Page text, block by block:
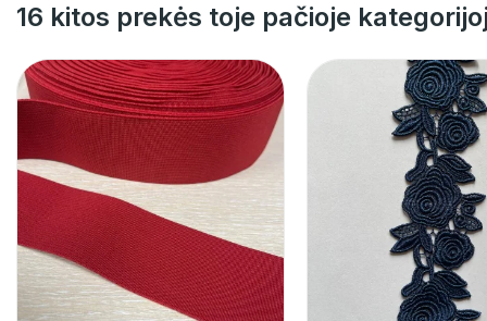
16 kitos prekės toje pačioje